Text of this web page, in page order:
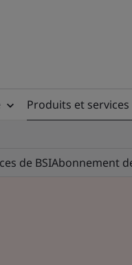
Produits et services
de BSIAbonnement